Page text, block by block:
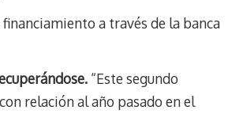
a través de la banca
“Este segundo
relación al año pasado en el